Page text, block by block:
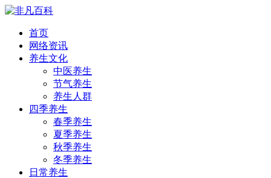
首页
网络资讯
养生文化
中医养生
节气养生
养生人群
四季养生
春季养生
夏季养生
秋季养生
冬季养生
日常养生